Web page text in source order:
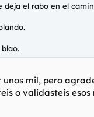
deja el rabo en el
mil, pero
o validasteis